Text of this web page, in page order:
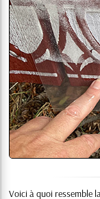
Voici à quoi ressemble